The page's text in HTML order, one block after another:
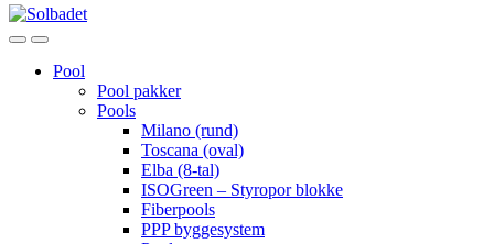
OpenClose
Pool
Pool pakker
Pools
Milano (rund)
Toscana (oval)
Elba (8-tal)
ISOGreen – Styropor blokke
Fiberpools
PPP byggesystem